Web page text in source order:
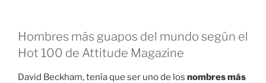
Hombres más guapos del mundo según el
Hot 100 de Attitude Magazine
David Beckham, tenía que ser uno de los nombres más